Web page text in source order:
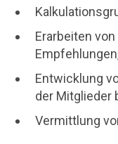
Erarbeiten
Entwicklung
der Mitglieder
Vermittlung